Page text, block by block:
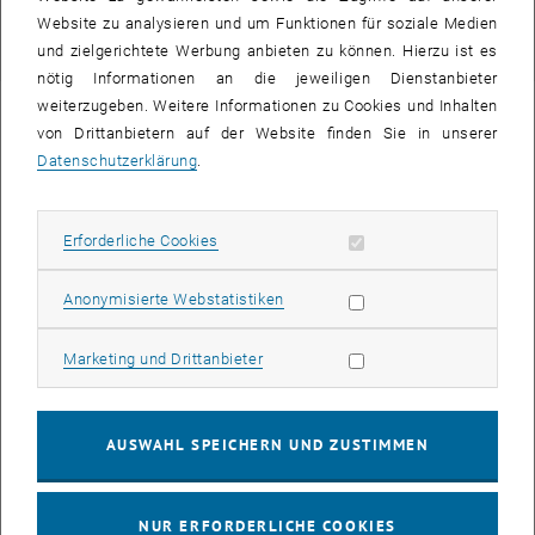
Link zum TISS-Eintrag
Associate Prof. Dipl.-Ing. Dr.techn.
Johannes Pistrol
Telefon:+43 1 58801 22127Johannes Pistrol anrufen
Website zu analysieren und um Funktionen für soziale Medien
und zielgerichtete Werbung anbieten zu können. Hierzu ist es
nötig Informationen an die jeweiligen Dienstanbieter
weiterzugeben. Weitere Informationen zu Cookies und Inhalten
von Drittanbietern auf der Website finden Sie in unserer
Datenschutzerklärung.
Erforderliche Cookies Erforderliche Cookies zulassen
Anonymisierte WebstatistikenStatistik Cookies zulassen
Marketing und DrittanbieterMarketing Cookies zulassen
AUSWAHL SPEICHERN UND ZUSTIMMEN
NUR ERFORDERLICHE COOKIES